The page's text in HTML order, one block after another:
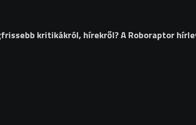
kritikákról, hírekről? A Roboraptor